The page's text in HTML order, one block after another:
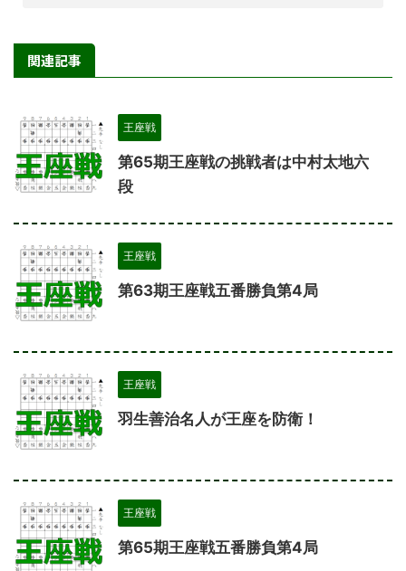
関連記事
王座戦
第65期王座戦の挑戦者は中村太地六
段
王座戦
第63期王座戦五番勝負第4局
王座戦
羽生善治名人が王座を防衛！
王座戦
第65期王座戦五番勝負第4局